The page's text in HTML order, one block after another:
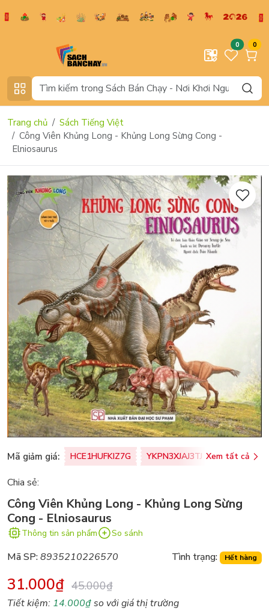
0 0
Trang chủ
Sách Tiếng Việt
Công Viên Khủng Long - Khủng Long Sừng Cong -
Elniosaurus
Mã giảm giá: HCE1HUFKIZ7G YKPN3XJAJ3TJ Xem tất cả
Chia sẻ:
Công Viên Khủng Long - Khủng Long Sừng
Cong - Elniosaurus
Thông tin sản phẩm So sánh
Mã SP:8935210226570 Tình trạng: Hết hàng
31.000₫ 45.000₫
Tiết kiệm: 14.000₫so với giá thị trường